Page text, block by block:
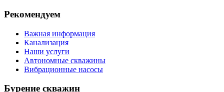
Рекомендуем
Важная информация
Канализация
Наши услуги
Автономные скважины
Вибрационные насосы
Бурение скважин